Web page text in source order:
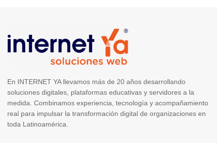
En INTERNET YA llevamos más de 20 años desarrollando
soluciones digitales, plataformas educativas y servidores a la
medida. Combinamos experiencia, tecnología y acompañamiento
real para impulsar la transformación digital de organizaciones en
toda Latinoamérica.